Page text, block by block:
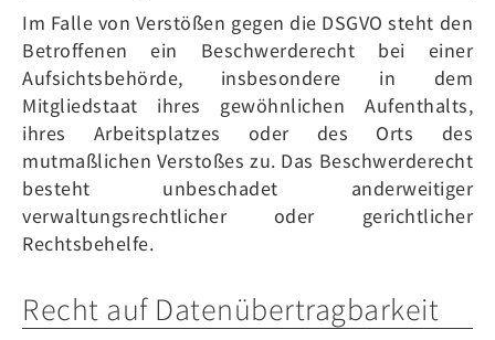
Im Falle von Verstößen gegen die DSGVO steht den
Betroffenen ein Beschwerderecht bei einer
Aufsichtsbehörde, insbesondere in dem
Mitgliedstaat ihres gewöhnlichen Aufenthalts,
ihres Arbeitsplatzes oder des Orts des
mutmaßlichen Verstoßes zu. Das Beschwerderecht
besteht unbeschadet anderweitiger
verwaltungsrechtlicher oder gerichtlicher
Rechtsbehelfe.
Recht auf Daten­übertrag­barkeit